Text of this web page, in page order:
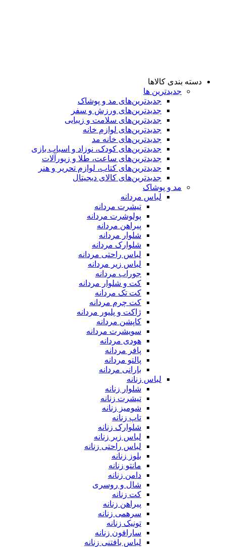
دسته بندی کالاها
جدیدترین ها
جدید‌ترین‌های مد و پوشاک
جدید‌ترین‌های ورزش و سفر
جدید‌ترین‌های سلامت و زیبایی
جدید‌ترین‌های لوازم خانه
جدیدترین‌های خانه مد
جدید‌ترین‌های کودک، نوزاد و اسباب بازی
جدید‌ترین‌های ساعت، طلا و زیورآلات
جدید‌ترین‌های کتاب، لوازم تحریر و هنر
جدید‌ترین‌های کالای دیجیتال
مد و پوشاک
لباس مردانه
تیشرت مردانه
پولوشرت مردانه
پیراهن مردانه
شلوار مردانه
شلوارک مردانه
لباس راحتی مردانه
لباس زیر مردانه
جوراب مردانه
کت و شلوار مردانه
کت تک مردانه
کت چرم مردانه
ژاکت و پلیور مردانه
کاپشن مردانه
سویشرت مردانه
هودی مردانه
پافر مردانه
پالتو مردانه
بارانی مردانه
لباس زنانه
شلوار زنانه
تیشرت زنانه
شومیز زنانه
تاپ زنانه
شلوارک زنانه
لباس زیر زنانه
لباس راحتی زنانه
بلوز زنانه
مانتو زنانه
دامن زنانه
شال و روسری
کت زنانه
پیراهن زنانه
سرهمی زنانه
تونیک زنانه
سارافون زنانه
لباس بافتنی زنانه